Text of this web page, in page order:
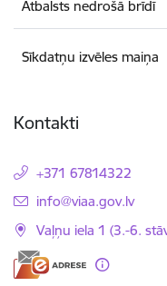
Atbalsts nedrošā brīdī
Sīkdatņu izvēles maiņa
Kontakti
+371 67814322
E-pasts:
info@viaa.gov.lv
Vaļņu iela 1 (3.-6.